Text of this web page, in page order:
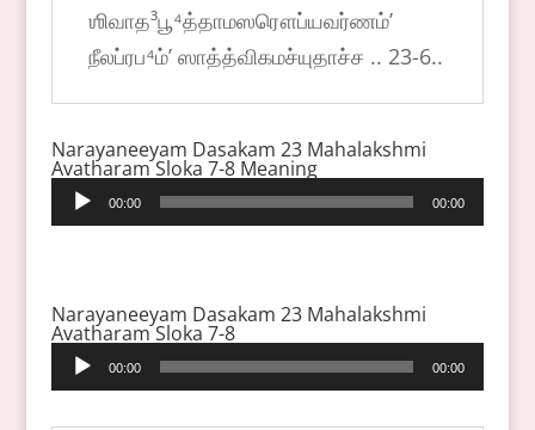
ஶிவாத³பூ⁴த்தாமஸரௌப்யவர்ணம்ʼ
நீலப்ரப⁴ம்ʼ ஸாத்த்விகமச்யுதாச்ச .. 23-6..
Narayaneeyam Dasakam 23 Mahalakshmi
Avatharam Sloka 7-8 Meaning
Audio
Player
00:00 00:00
Narayaneeyam Dasakam 23 Mahalakshmi
Avatharam Sloka 7-8
Audio
Player
00:00 00:00